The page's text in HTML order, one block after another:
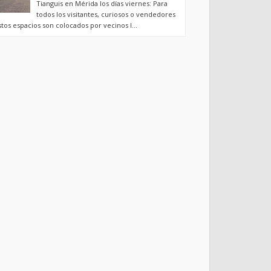
Tianguis en Mérida los días viernes: Para
todos los visitantes, curiosos o vendedores
espacios son colocados por vecinos l...